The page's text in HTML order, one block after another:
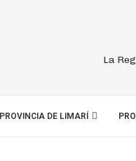
La
PROVINCIA DE LIMARÍ